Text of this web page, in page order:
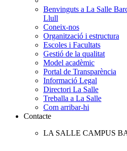
Benvinguts a La Salle
Llull
Coneix-nos
Organització i estructura
Escoles i Facultats
Gestió de la qualitat
Model acadèmic
Portal de Transparència
Informació Legal
Directori La Salle
Treballa a La Salle
Com arribar-hi
Contacte
LA SALLE CAMPUS